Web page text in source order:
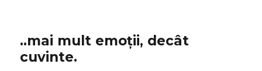
..mai mult emoții, decât
cuvinte.